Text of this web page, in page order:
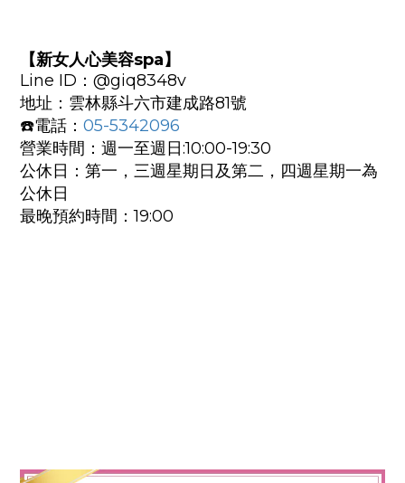
【新女人心美容spa】
Line ID：@giq8348v
地址：雲林縣斗六市建成路81號
☎️電話： 05-5342096
營業時間：週一至週日:10:00-19:30
公休日：第一，三週星期日及第二，四週星期一為
公休日
最晚預約時間：19:00